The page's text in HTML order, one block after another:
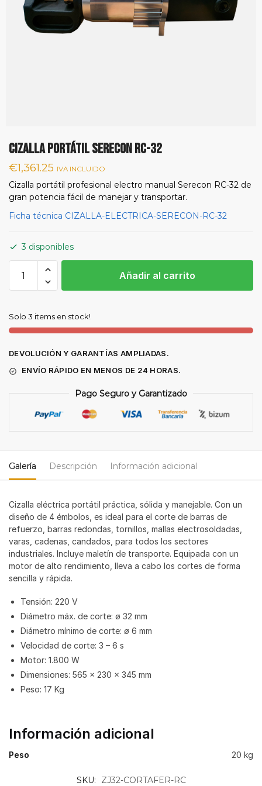
CIZALLA PORTÁTIL SERECON RC-32
€1,361.25 IVA INCLUIDO
Cizalla portátil profesional electro manual Serecon RC-32 de
gran potencia fácil de manejar y transportar.
Ficha técnica CIZALLA-ELECTRICA-SERECON-RC-32
3 disponibles
CIZALLA
PORTÁTIL
32
cantidad
Añadir al carrito
Solo 3 items en stock!
DEVOLUCIÓN Y GARANTÍAS AMPLIADAS.
ENVÍO RÁPIDO EN MENOS DE 24 HORAS.
Pago Seguro y Garantizado
Galería Descripción Información adicional
Cizalla eléctrica portátil práctica, sólida y manejable. Con un
diseño de 4 émbolos, es ideal para el corte de barras de
refuerzo, barras redondas, tornillos, mallas electrosoldadas,
varas, cadenas, candados, para todos los sectores
industriales. Incluye maletín de transporte. Equipada con un
motor de alto rendimiento, lleva a cabo los cortes de forma
sencilla y rápida.
Tensión: 220 V
Diámetro máx. de corte: ø 32 mm
Diámetro mínimo de corte: ø 6 mm
Velocidad de corte: 3 – 6 s
Motor: 1.800 W
Dimensiones: 565 x 230 x 345 mm
Peso: 17 Kg
Información adicional
Peso 20 kg
SKU: ZJ32-CORTAFER-RC